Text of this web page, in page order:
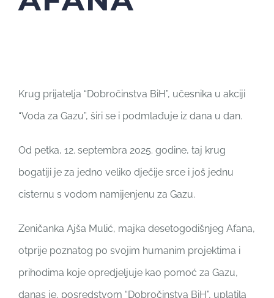
Krug prijatelja “Dobročinstva BiH”, učesnika u akciji
“Voda za Gazu”, širi se i podmlađuje iz dana u dan.
Od petka, 12. septembra 2025. godine, taj krug
bogatiji je za jedno veliko dječije srce i još jednu
cisternu s vodom namijenjenu za Gazu.
Zeničanka Ajša Mulić, majka desetogodišnjeg Afana,
otprije poznatog po svojim humanim projektima i
prihodima koje opredjeljuje kao pomoć za Gazu,
danas je, posredstvom “Dobročinstva BiH”, uplatila